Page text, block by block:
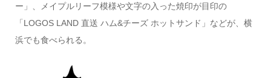
ー」、メイプルリーフ模様や文字の入った焼印が目印の
「LOGOS LAND 直送 ハム&チーズ ホットサンド」などが、横
浜でも食べられる。